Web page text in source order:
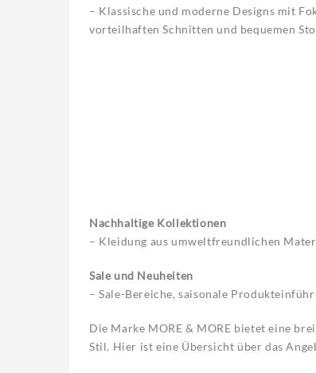
– Klassische und moderne Designs mit
vorteilhaften Schnitten und bequemen
Nachhaltige Kollektionen
– Kleidung aus umweltfreundlichen
Sale und Neuheiten
– Sale-Bereiche, saisonale
Die Marke MORE & MORE bietet eine
Stil. Hier ist eine Übersicht über das